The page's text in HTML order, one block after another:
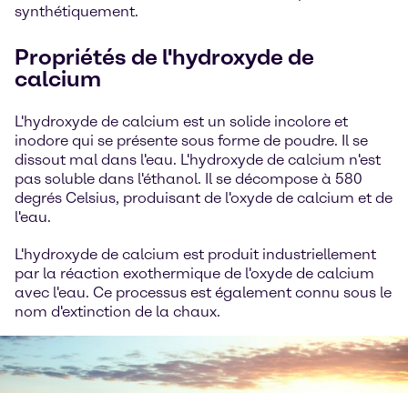
synthétiquement.
Propriétés de l'hydroxyde de
calcium
L'hydroxyde de calcium est un solide incolore et
inodore qui se présente sous forme de poudre. Il se
dissout mal dans l'eau. L'hydroxyde de calcium n'est
pas soluble dans l'éthanol. Il se décompose à 580
degrés Celsius, produisant de l'oxyde de calcium et de
l'eau.
L'hydroxyde de calcium est produit industriellement
par la réaction exothermique de l'oxyde de calcium
avec l'eau. Ce processus est également connu sous le
nom d'extinction de la chaux.